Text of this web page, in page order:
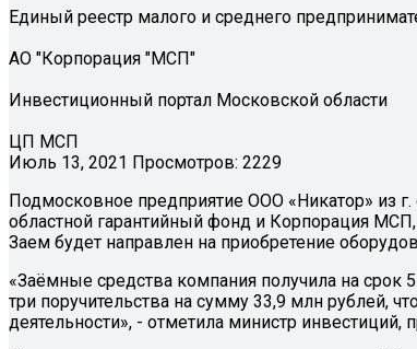
Единый реестр малого и среднего
АО "Корпорация "МСП"
Инвестиционный портал Московской области
ЦП МСП
Июль 13, 2021 Просмотров: 2229
Подмосковное предприятие ООО «Никатор» из
областной гарантийный фонд и Корпорация
Заем будет направлен на приобретение
«Заёмные средства компания получила на срок
три поручительства на сумму 33,9 млн рублей,
деятельности», - отметила министр